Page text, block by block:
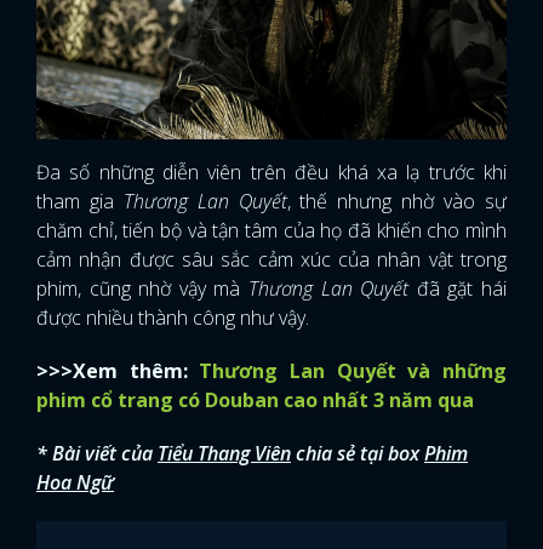
FACEBOOK GOOGLE
Đa số những diễn viên trên đều khá xa lạ trước khi
tham gia Thương Lan Quyết, thế nhưng nhờ vào sự
chăm chỉ, tiến bộ và tận tâm của họ đã khiến cho mình
cảm nhận được sâu sắc cảm xúc của nhân vật trong
phim, cũng nhờ vậy mà Thương Lan Quyết đã gặt hái
được nhiều thành công như vậy.
>>>Xem thêm: Thương Lan Quyết và những
phim cổ trang có Douban cao nhất 3 năm qua
* Bài viết của Tiểu Thang Viênchia sẻ tại boxPhim
Hoa Ngữ